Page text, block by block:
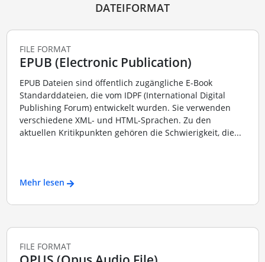
DATEIFORMAT
FILE FORMAT
EPUB (Electronic Publication)
EPUB Dateien sind öffentlich zugängliche E-Book
Standarddateien, die vom IDPF (International Digital
Publishing Forum) entwickelt wurden. Sie verwenden
verschiedene XML- und HTML-Sprachen. Zu den
aktuellen Kritikpunkten gehören die Schwierigkeit, die...
Mehr lesen
FILE FORMAT